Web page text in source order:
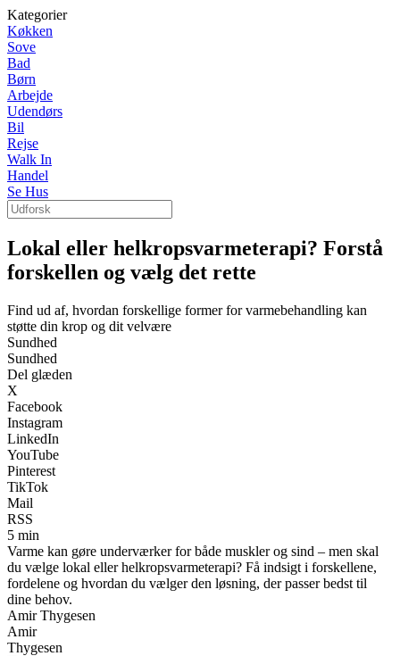
Kategorier
Køkken
Sove
Bad
Børn
Arbejde
Udendørs
Bil
Rejse
Walk In
Handel
Se Hus
Lokal eller helkropsvarmeterapi? Forstå
forskellen og vælg det rette
Find ud af, hvordan forskellige former for varmebehandling kan
støtte din krop og dit velvære
Sundhed
Sundhed
Del glæden
X
Facebook
Instagram
LinkedIn
YouTube
Pinterest
TikTok
Mail
RSS
5 min
Varme kan gøre underværker for både muskler og sind – men skal
du vælge lokal eller helkropsvarmeterapi? Få indsigt i forskellene,
fordelene og hvordan du vælger den løsning, der passer bedst til
dine behov.
Amir Thygesen
Amir
Thygesen